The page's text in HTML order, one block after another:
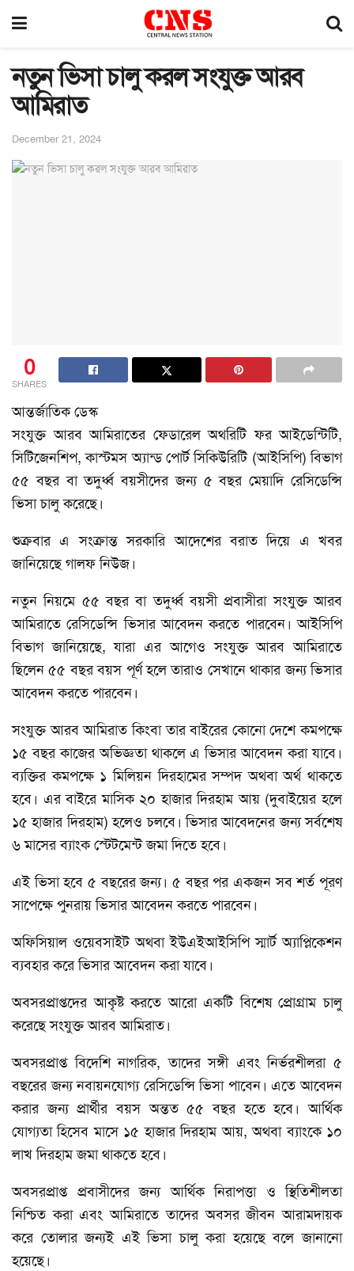
নতুন ভিসা চালু করল সংযুক্ত আরব
আমিরাত
December 21, 2024
0
SHARES
আন্তর্জাতিক ডেস্ক
সংযুক্ত আরব আমিরাতের ফেডারেল অথরিটি ফর আইডেন্টিটি,
সিটিজেনশিপ, কাস্টমস অ্যান্ড পোর্ট সিকিউরিটি (আইসিপি) বিভাগ
৫৫ বছর বা তদুর্ধ্ব বয়সীদের জন্য ৫ বছর মেয়াদি রেসিডেন্সি
ভিসা চালু করেছে।
শুক্রবার এ সংক্রান্ত সরকারি আদেশের বরাত দিয়ে এ খবর
জানিয়েছে গালফ নিউজ।
নতুন নিয়মে ৫৫ বছর বা তদুর্ধ্ব বয়সী প্রবাসীরা সংযুক্ত আরব
আমিরাতে রেসিডেন্সি ভিসার আবেদন করতে পারবেন। আইসিপি
বিভাগ জানিয়েছে, যারা এর আগেও সংযুক্ত আরব আমিরাতে
ছিলেন ৫৫ বছর বয়স পূর্ণ হলে তারাও সেখানে থাকার জন্য ভিসার
আবেদন করতে পারবেন।
সংযুক্ত আরব আমিরাত কিংবা তার বাইরের কোনো দেশে কমপক্ষে
১৫ বছর কাজের অভিজ্ঞতা থাকলে এ ভিসার আবেদন করা যাবে।
ব্যক্তির কমপক্ষে ১ মিলিয়ন দিরহামের সম্পদ অথবা অর্থ থাকতে
হবে। এর বাইরে মাসিক ২০ হাজার দিরহাম আয় (দুবাইয়ের হলে
১৫ হাজার দিরহাম) হলেও চলবে। ভিসার আবেদনের জন্য সর্বশেষ
৬ মাসের ব্যাংক স্টেটমেন্ট জমা দিতে হবে।
এই ভিসা হবে ৫ বছরের জন্য। ৫ বছর পর একজন সব শর্ত পূরণ
সাপেক্ষে পুনরায় ভিসার আবেদন করতে পারবেন।
অফিসিয়াল ওয়েবসাইট অথবা ইউএইআইসিপি স্মার্ট অ্যাপ্লিকেশন
ব্যবহার করে ভিসার আবেদন করা যাবে।
অবসরপ্রাপ্তদের আকৃষ্ট করতে আরো একটি বিশেষ প্রোগ্রাম চালু
করেছে সংযুক্ত আরব আমিরাত।
অবসরপ্রাপ্ত বিদেশি নাগরিক, তাদের সঙ্গী এবং নির্ভরশীলরা ৫
বছরের জন্য নবায়নযোগ্য রেসিডেন্সি ভিসা পাবেন। এতে আবেদন
করার জন্য প্রার্থীর বয়স অন্তত ৫৫ বছর হতে হবে। আর্থিক
যোগ্যতা হিসেব মাসে ১৫ হাজার দিরহাম আয়, অথবা ব্যাংকে ১০
লাখ দিরহাম জমা থাকতে হবে।
অবসরপ্রাপ্ত প্রবাসীদের জন্য আর্থিক নিরাপত্তা ও স্থিতিশীলতা
নিশ্চিত করা এবং আমিরাতে তাদের অবসর জীবন আরামদায়ক
করে তোলার জন্যই এই ভিসা চালু করা হয়েছে বলে জানানো
হয়েছে।